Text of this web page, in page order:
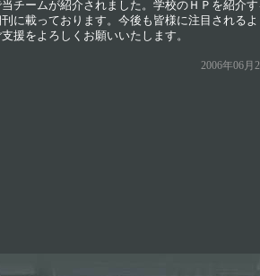
チームが紹介されました。学校のＨＰを紹介す
に載っております。今後も皆様に注目される
援をよろしくお願いいたします。
2006年06月